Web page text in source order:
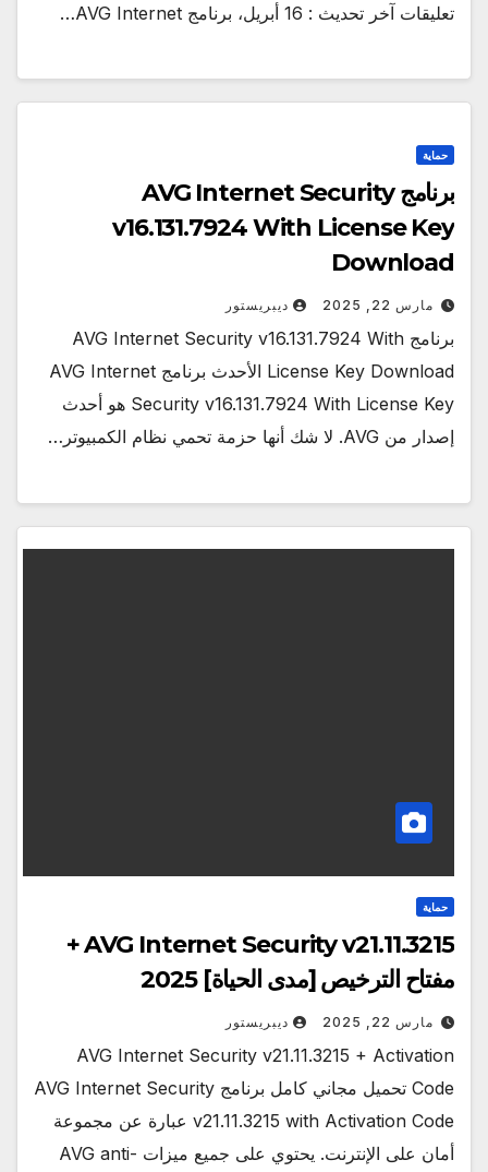
تعليقات آخر تحديث : 16 أبريل، برنامج AVG Internet…
حماية
برنامج AVG Internet Security
v16.131.7924 With License Key
Download
مارس 22, 2025 ديبريستور
برنامج AVG Internet Security v16.131.7924 With
License Key Download الأحدث برنامج AVG Internet
Security v16.131.7924 With License Key هو أحدث
إصدار من AVG. لا شك أنها حزمة تحمي نظام الكمبيوتر…
حماية
AVG Internet Security v21.11.3215 +
مفتاح الترخيص [مدى الحياة] 2025
مارس 22, 2025 ديبريستور
AVG Internet Security v21.11.3215 + Activation
Code تحميل مجاني كامل برنامج AVG Internet Security
v21.11.3215 with Activation Code عبارة عن مجموعة
أمان على الإنترنت. يحتوي على جميع ميزات AVG anti-